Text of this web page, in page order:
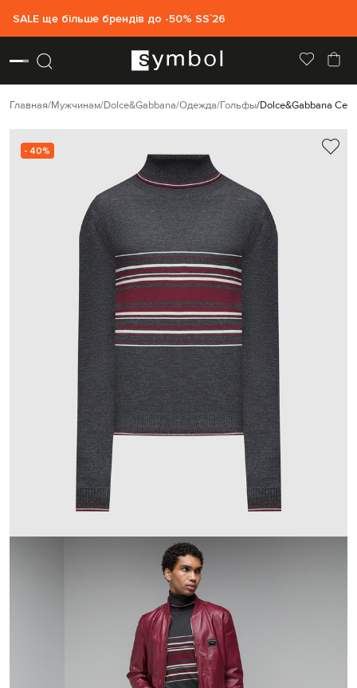
SALE ще більше брендів до -50% SS`26
Главная Мужчинам Dolce&Gabbana Одежда Гольфы Dolce&Gabbana
- 40%